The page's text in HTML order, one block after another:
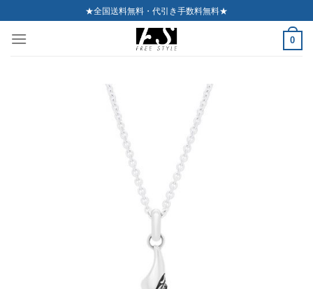
to
content
★全国送料無料・代引き手数料無料★
0